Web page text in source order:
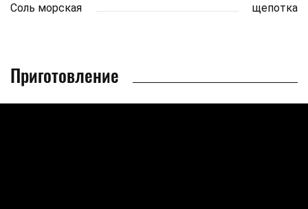
Соль морская
щепотка
Приготовление